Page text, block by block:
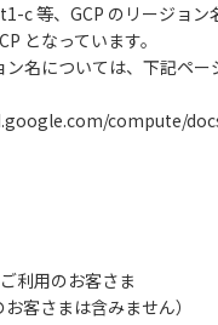
c 等、GCP のリージョン
となっています。
ン名については、下記ペ
compute/
利用のお客さま
客さまは含みません）